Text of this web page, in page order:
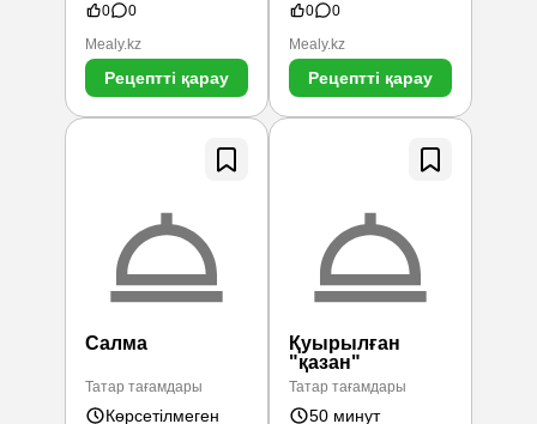
0
0
Mealy.kz
Рецептті қарау
0
0
Mealy.kz
Рецептті қарау
Салма
Татар тағамдары
Көрсетілмеген
Қуырылған
"қазан"
Татар тағамдары
50 минут